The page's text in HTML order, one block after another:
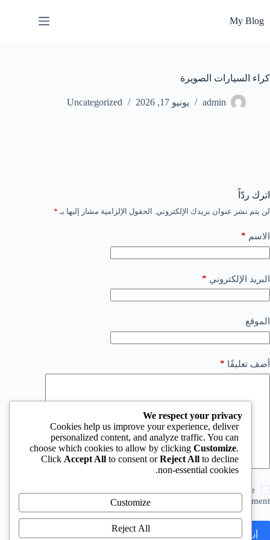
إلى
المحتوى
My Blog
كراء السيارات الصويرة
admin يونيو 17, 2026 Uncategorized
اترك ردّاً
لن يتم نشر عنوان بريدك الإلكتروني. الحقول الإلزامية مشار إليها بـ *
الاسم *
البريد الإلكتروني *
الموقع
أضف تعليقًا *
Save my name, email and website in this browser for the
next time I comment.
إرسال التعليق
We respect your privacy
Cookies help us improve your experience, deliver
personalized content, and analyze traffic. You can
choose which cookies to allow by clickingCustomize.
Click Accept All to consent orReject All to decline
non-essential cookies.
Customize
Reject All